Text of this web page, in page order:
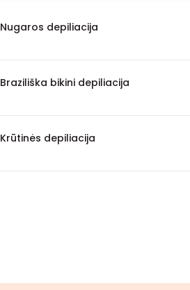
Nugaros depiliacija
Braziliška bikini depiliacija
Krūtinės depiliacija